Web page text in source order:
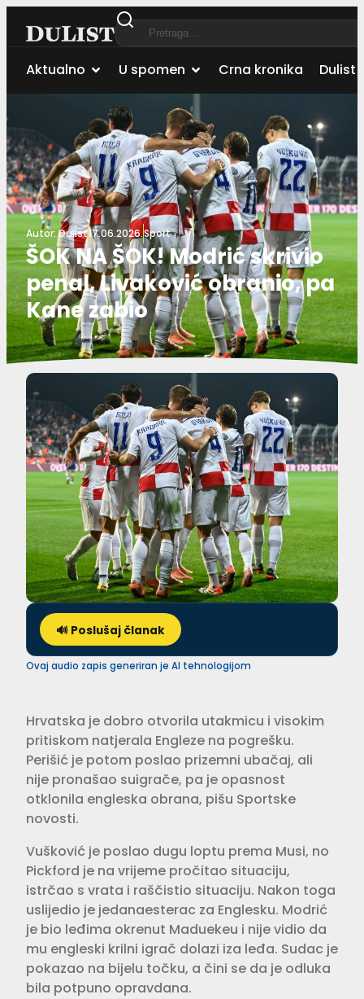
Aktualno U spomen Crna kronika Dulist
Autor:Dulist17.06.2026.Sport
ŠOK NA ŠOK! Modrić skrivio
penal, Livaković obranio, pa
Kane zabio
🔊 Poslušaj članak
Ovaj audio zapis generiran je AI tehnologijom
Hrvatska je dobro otvorila utakmicu i visokim
pritiskom natjerala Engleze na pogrešku.
Perišić je potom poslao prizemni ubačaj, ali
nije pronašao suigrače, pa je opasnost
otklonila engleska obrana, pišu Sportske
novosti.
Vušković je poslao dugu loptu prema Musi, no
Pickford je na vrijeme pročitao situaciju,
istrčao s vrata i raščistio situaciju. Nakon toga
uslijedio je jedanaesterac za Englesku. Modrić
je bio leđima okrenut Maduekeu i nije vidio da
mu engleski krilni igrač dolazi iza leđa. Sudac je
pokazao na bijelu točku, a čini se da je odluka
bila potpuno opravdana.